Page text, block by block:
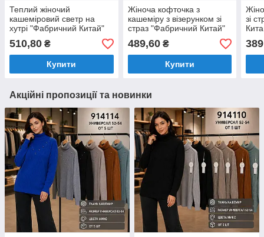
Теплий жіночий
кашеміровий светр на
хутрі "Фабричний Китай"
Розміри: 48-54 (39020)
510,80 ₴
Купити
Жіноча кофточка з
кашеміру з візерунком зі
страз "Фабричний Китай"
(Різний кольори в
пакованні) Розміри: 52-54
(3017)
489,60₴
Купити
зі
Акційні пропозиції та новинки